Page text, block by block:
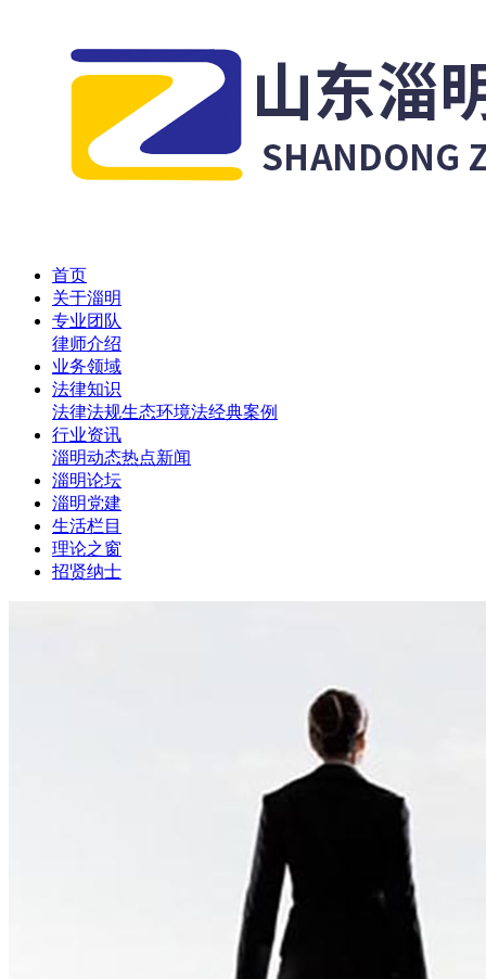
首页
关于淄明
专业团队
律师介绍
业务领域
法律知识
法律法规生态环境法经典案例
行业资讯
淄明动态热点新闻
淄明论坛
淄明党建
生活栏目
理论之窗
招贤纳士